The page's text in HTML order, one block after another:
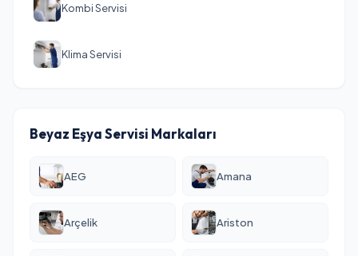
Kombi Servisi
Klima Servisi
Beyaz Eşya Servisi Markaları
AEG Amana
Arçelik Ariston